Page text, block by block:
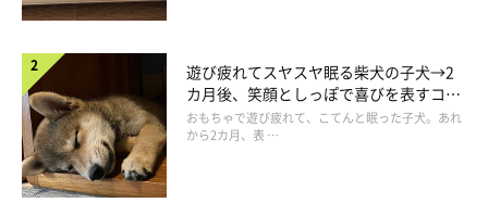
遊び疲れてスヤスヤ眠る柴犬の子犬→2
カ月後、笑顔としっぽで喜びを表すコに
成長！
おもちゃで遊び疲れて、こてんと眠った子犬。あれ
から2カ月、表 …